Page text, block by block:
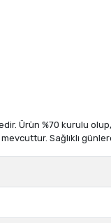
%70 kurulu olup,
Sağlıklı